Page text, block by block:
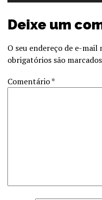
Deixe um
O seu endereço de e-mail
obrigatórios são
Comentário*